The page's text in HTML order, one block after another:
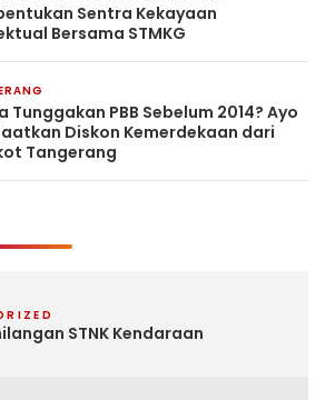
Sentra Kekayaan
Bersama STMKG
Tunggakan PBB Sebelum 2014? Ayo
Diskon Kemerdekaan dari
Tangerang
Kehilangan STNK Kendaraan